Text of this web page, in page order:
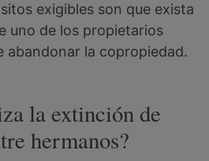
exigibles son que exista
uno de los propietarios
abandonar la copropiedad.
la extinción de
hermanos?